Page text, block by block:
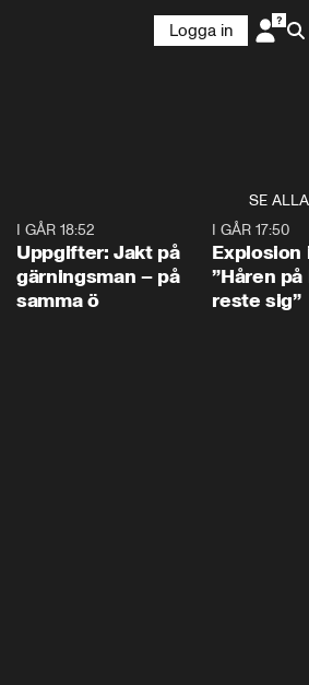
Logga in
SE ALLA
I GÅR 18:52
Uppgifter: Jakt på
gärningsman – på
samma ö
I GÅR 17:50
Explosion
”Håren
reste sig”